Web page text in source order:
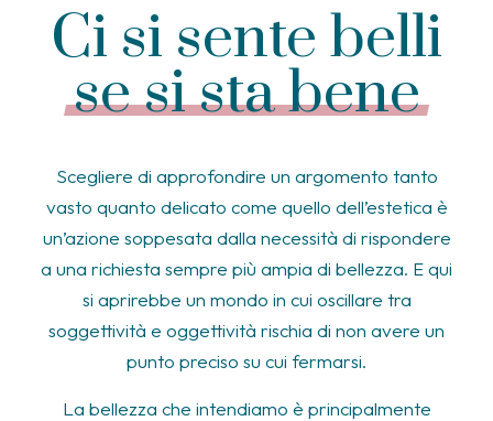
Ci si sente belli
sesistabene
Scegliere di approfondire un argomento tanto
vasto quanto delicato come quello dell’estetica è
un’azione soppesata dalla necessità di rispondere
a una richiesta sempre più ampia di bellezza. E qui
si aprirebbe un mondo in cui oscillare tra
soggettività e oggettività rischia di non avere un
punto preciso su cui fermarsi.
La bellezza che intendiamo è principalmente